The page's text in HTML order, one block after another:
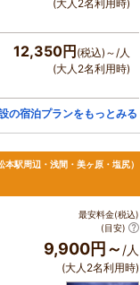
(大人2名利用時)
12,350円 (税込)～/人
(大人2名利用時)
の宿泊プランをもっとみる
本駅周辺・浅間・美ヶ原・塩尻）
最安料金(税込)
(目安)
9,900円～ /人
(大人2名利用時)